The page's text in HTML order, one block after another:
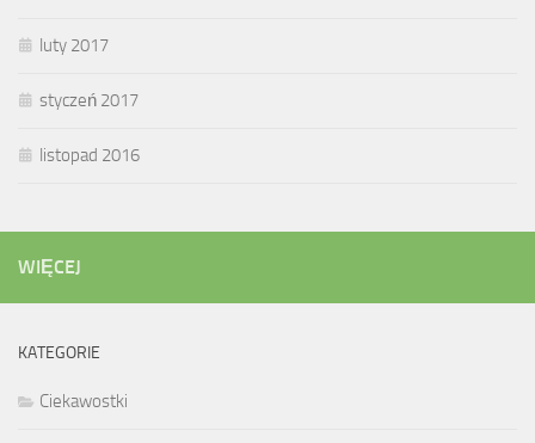
luty 2017
styczeń 2017
listopad 2016
WIĘCEJ
KATEGORIE
Ciekawostki